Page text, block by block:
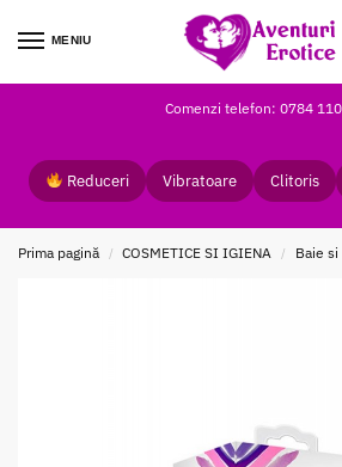
MENIU
Comenzi telefon: 0784
Reduceri Vibratoare Clitoris
Prima pagină / COSMETICE SI IGIENA / Baie si